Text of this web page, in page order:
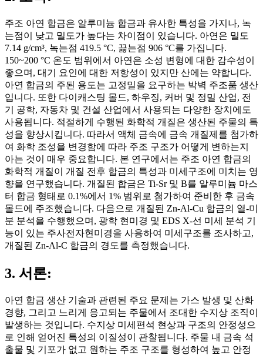
주조 아연 합금은 알루미늄 합금과 유사한 특성을 가지나, 녹
는점이 낮고 밀도가 높다는 차이점이 있습니다. 아연은 밀도
7.14 g/cm³, 녹는점 419.5 °C, 끓는점 906 °C를 가집니다.
150~200 °C 온도 범위에서 아연은 소성 변형에 대한 감수성이
좋으며, 대기 요인에 대한 저항성이 있지만 산에는 약합니다.
아연 합금의 주된 용도는 고정밀을 요구하는 박벽 주조품 생산
입니다. 또한 다이캐스팅 몰드, 하우징, 커버 및 정밀 산업, 전
기 공학, 자동차 및 건설 산업에서 사용되는 다양한 장치에도
사용됩니다. 적절하게 수행된 화학적 개질은 생산된 주물의 특
성을 향상시킵니다. 따라서 액체 금속에 금속 개질제를 첨가하
여 화학 조성을 변경함에 따라 주조 구조가 어떻게 변하는지
아는 것이 매우 중요합니다. 본 연구에서는 주조 아연 합금의
화학적 개질이 개질 전후 합금의 특성과 미세구조에 미치는 영
향을 연구했습니다. 개질된 합금은 Ti-Sr 및 B를 알루미늄 마스
터 합금 형태로 0.1%에서 1% 범위로 첨가하여 준비한 후 금속
몰드에 주조했습니다. 다음으로 개질된 Zn-Al-Cu 합금의 열-미
분 분석을 수행했으며, 광학 현미경 및 EDS X-선 미세 분석 기
능이 있는 주사전자현미경을 사용하여 미세구조를 조사하고,
개질된 Zn-Al-C 합금의 경도를 측정했습니다.
3. 서론:
아연 합금 생산 기술과 관련된 주요 문제는 가스 발생 및 산화
경향, 그리고 느리게 응고되는 주물에서 조대한 수지상 조직이
발생하는 것입니다. 수지상 미세편석 현상과 구조의 안정성으
로 인해 얻어진 특성의 이질성이 관찰됩니다. 주물 내 금속 석
출물 및 기포가 없고 원하는 주조 구조를 형성하여 높고 안정